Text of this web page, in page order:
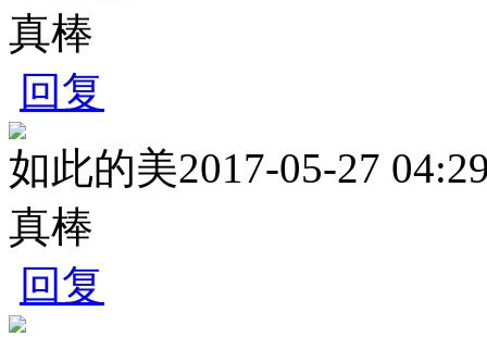
真棒
回复
如此的美2017-05-27
真棒
回复